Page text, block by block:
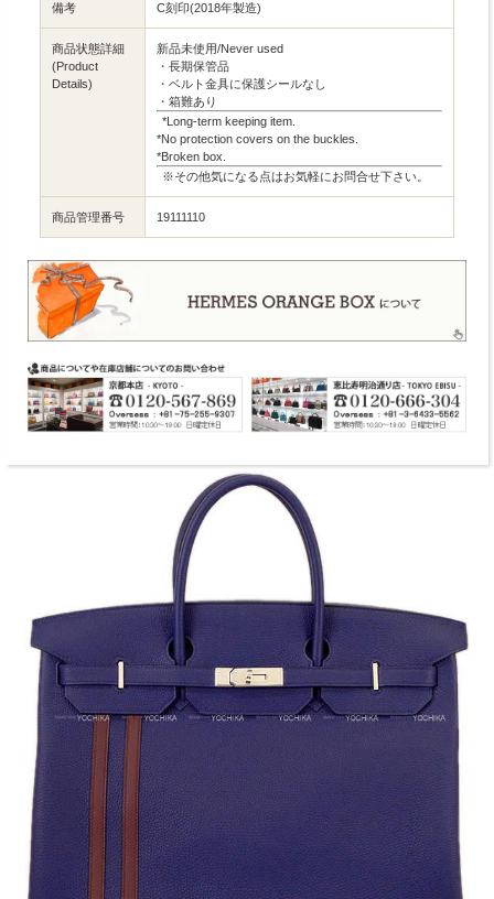
備考 C刻印(2018年製造)
商品状態詳細
(Product
Details)
新品未使用/Never used
・長期保管品
・ベルト金具に保護シールなし
・箱難あり
*Long-term keeping item.
*No protection covers on the buckles.
*Broken box.
※その他気になる点はお気軽にお問合せ下さい。
商品管理番号 19111110